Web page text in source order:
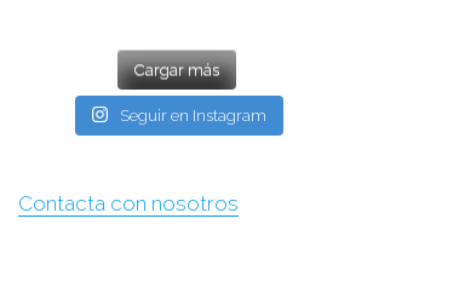
Cargar más
Seguir en Instagram
Contacta con nosotros